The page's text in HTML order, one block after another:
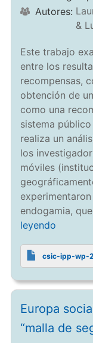
Autores:
&
Este trabajo
entre los
recompensas,
obtención de
como una
sistema
realiza un
los
móviles
endogamia,
leyendo
csic-ipp-wp-
Europa
“malla de